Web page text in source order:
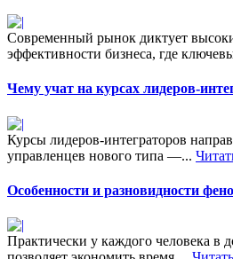
Современный рынок диктует
эффективности бизнеса, где
Чему учат на курсах лидеров-
Курсы лидеров-интеграторов
управленцев нового типа —...
Особенности и разновидности
Практически у каждого человека в